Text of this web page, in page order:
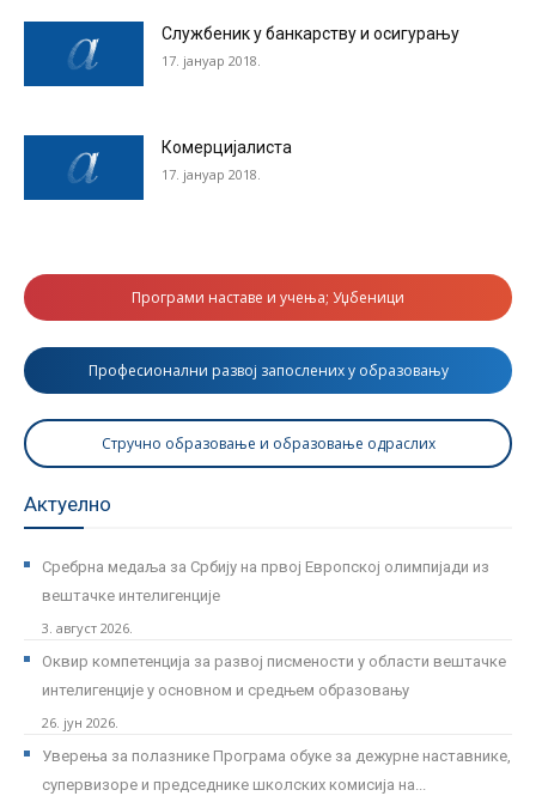
Службеник у банкарству и осигурању
17. јануар 2018.
Комерцијалиста
17. јануар 2018.
Програми наставе и учења; Уџбеници
Професионални развој запослених у образовању
Стручно образовање и образовање одраслих
Актуелно
Сребрна медаља за Србију на првој Европској олимпијади из
вештачке интелигенције
3. август 2026.
Оквир компетенција за развој писмености у области вештачке
интелигенције у основном и средњем образовању
26. јун 2026.
Уверења за полазнике Програмa обуке за дежурне наставнике,
супервизоре и председнике школских комисија на...